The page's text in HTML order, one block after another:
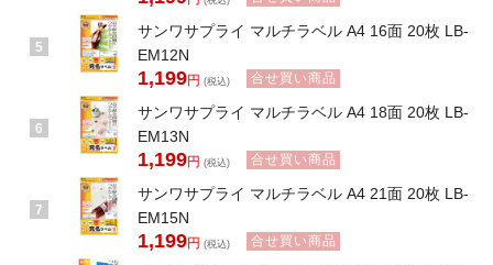
5
サンワサプライ マルチラベル A4 16面 20枚 LB-
EM12N
1,199円 (税込) 合せ買い商品
6
サンワサプライ マルチラベル A4 18面 20枚 LB-
EM13N
1,199円 (税込) 合せ買い商品
7
サンワサプライ マルチラベル A4 21面 20枚 LB-
EM15N
1,199円 (税込) 合せ買い商品